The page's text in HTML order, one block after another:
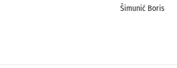
Šimunić Boris